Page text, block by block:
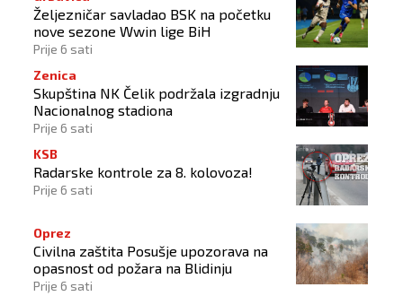
Željezničar savladao BSK na početku
nove sezone Wwin lige BiH
Prije 6 sati
Zenica
Skupština NK Čelik podržala izgradnju
Nacionalnog stadiona
Prije 6 sati
KSB
Radarske kontrole za 8. kolovoza!
Prije 6 sati
Oprez
Civilna zaštita Posušje upozorava na
opasnost od požara na Blidinju
Prije 6 sati